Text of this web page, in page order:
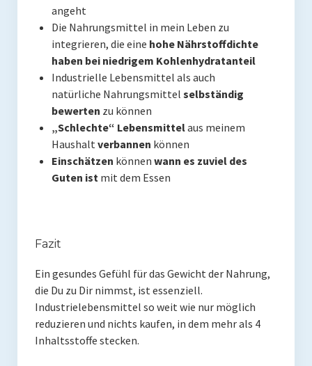
angeht
Die Nahrungsmittel in mein Leben zu
integrieren, die eine hohe Nährstoffdichte
haben bei niedrigem Kohlenhydratanteil
Industrielle Lebensmittel als auch
natürliche Nahrungsmittel selbständig
bewerten zu können
„Schlechte“ Lebensmittelaus meinem
Haushaltverbannen können
Einschätzen können wann es zuviel des
Guten istmit dem Essen
Fazit
Ein gesundes Gefühl für das Gewicht der Nahrung,
die Du zu Dir nimmst, ist essenziell.
Industrielebensmittel so weit wie nur möglich
reduzieren und nichts kaufen, in dem mehr als 4
Inhaltsstoffe stecken.